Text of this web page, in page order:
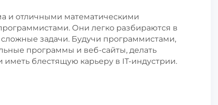
и отличными математическими
Они легко разбираются в
задачи. Будучи программистами,
программы и веб-сайты, делать
блестящую карьеру в IT-индустрии.